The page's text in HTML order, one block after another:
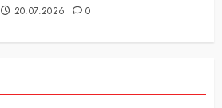
20.07.2026 0